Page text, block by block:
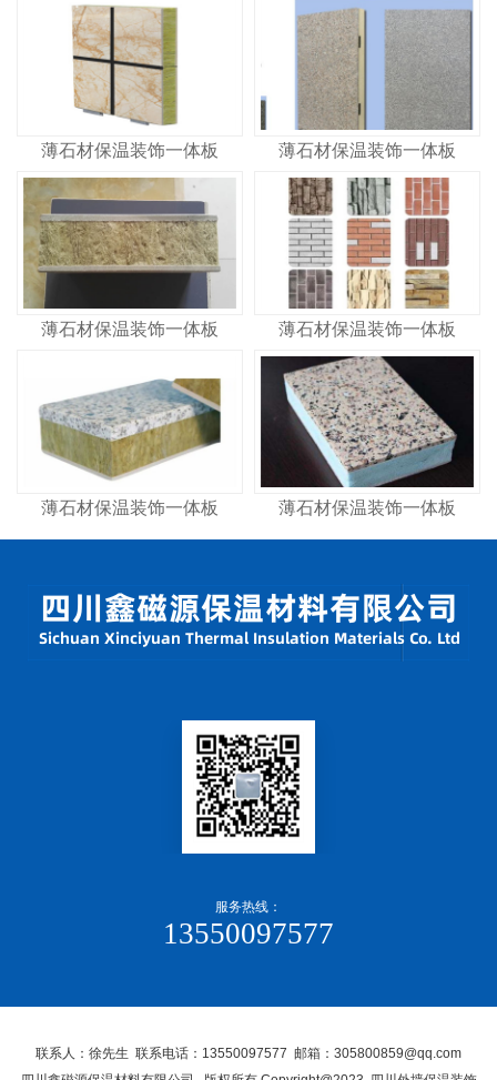
薄石材保温装饰一体板 薄石材保温装饰一体板
薄石材保温装饰一体板 薄石材保温装饰一体板
薄石材保温装饰一体板 薄石材保温装饰一体板
服务热线：
13550097577
联系人：徐先生 联系电话：13550097577 邮箱：305800859@qq.com